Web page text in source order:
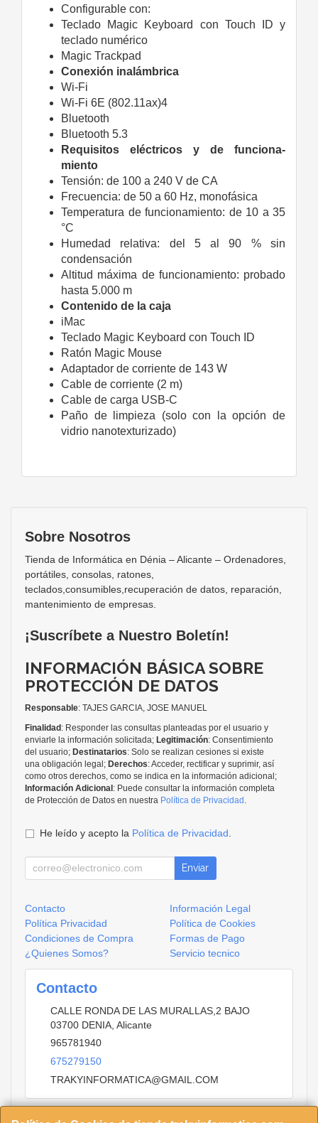
Configurable con:
Teclado Magic Keyboard con Touch ID y
teclado numérico
Magic Trackpad
Conexión inalámbrica
Wi-Fi
Wi‑Fi 6E (802.11ax)4
Bluetooth
Bluetooth 5.3
Requisitos eléctricos y de funciona­
miento
Tensión: de 100 a 240 V de CA
Frecuencia: de 50 a 60 Hz, monofásica
Temperatura de funciona­miento: de 10 a 35
°C
Humedad relativa: del 5 al 90 % sin
condensación
Altitud máxima de funciona­miento: probado
hasta 5.000 m
Contenido de la caja
iMac
Teclado Magic Keyboard con Touch ID
Ratón Magic Mouse
Adaptador de corriente de 143 W
Cable de corriente (2 m)
Cable de carga USB‑C
Paño de limpieza (solo con la opción de
vidrio nano­texturizado)
Sobre Nosotros
Tienda de Informática en Dénia – Alicante – Ordenadores,
portátiles, consolas, ratones,
teclados,consumibles,recuperación de datos, reparación,
mantenimiento de empresas.
¡Suscríbete a Nuestro Boletín!
INFORMACIÓN BÁSICA SOBRE
PROTECCIÓN DE DATOS
Responsable: TAJES GARCIA, JOSE MANUEL
Finalidad : Responder las consultas planteadas por el usuario y
enviarle la información solicitada; Legitimación: Consentimiento
del usuario; Destinatarios: Solo se realizan cesiones si existe
una obligación legal; Derechos: Acceder, rectificar y suprimir, así
como otros derechos, como se indica en la información adicional;
Información Adicional : Puede consultar la información completa
de Protección de Datos en nuestra Política de Privacidad
He leído y acepto la Política de Privacidad
Enviar
Contacto
Información Legal
Política Privacidad
Política de Cookies
Condiciones de Compra
Formas de Pago
¿Quienes Somos?
Servicio tecnico
Contacto
CALLE RONDA DE LAS MURALLAS,2 BAJO
03700 DENIA Alicante
965781940
675279150
TRAKYINFORMATICA@GMAIL.COM